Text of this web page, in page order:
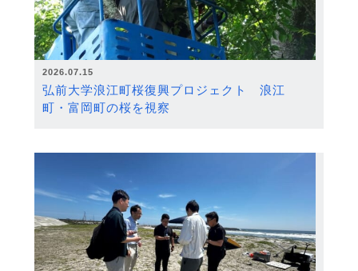
2026.07.15
弘前大学浪江町桜復興プロジェクト 浪江
町・富岡町の桜を視察